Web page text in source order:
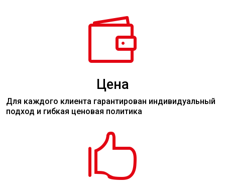

Цена
Для каждого клиента гарантирован индивидуальный
подход и гибкая ценовая политика
